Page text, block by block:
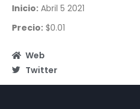
Inicio: Abril 5 2021
Precio: $0.01
Web
Twitter